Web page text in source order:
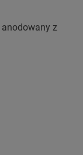
anodowany z